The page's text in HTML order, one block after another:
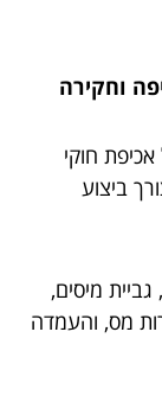
חוקי
ביצוע
מיסים,
מס, והעמדה